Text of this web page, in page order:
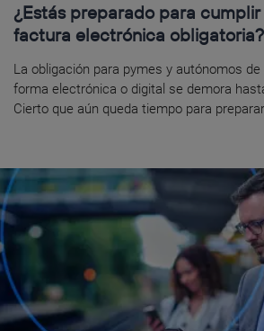
¿Estás preparado para
factura electrónica obligatoria?
La obligación para pymes y autónomos
forma electrónica o digital se demora
Cierto que aún queda tiempo para